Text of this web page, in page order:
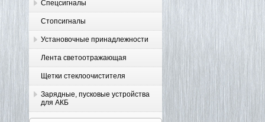
Спецсигналы
Стопсигналы
Установочные принадлежности
Лента светоотражающая
Щетки стеклоочистителя
Зарядные, пусковые устройства
для АКБ